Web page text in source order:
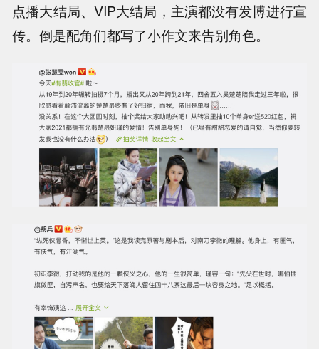
点播大结局、VIP大结局，主演都没有发博进行宣
传。倒是配角们都写了小作文来告别角色。